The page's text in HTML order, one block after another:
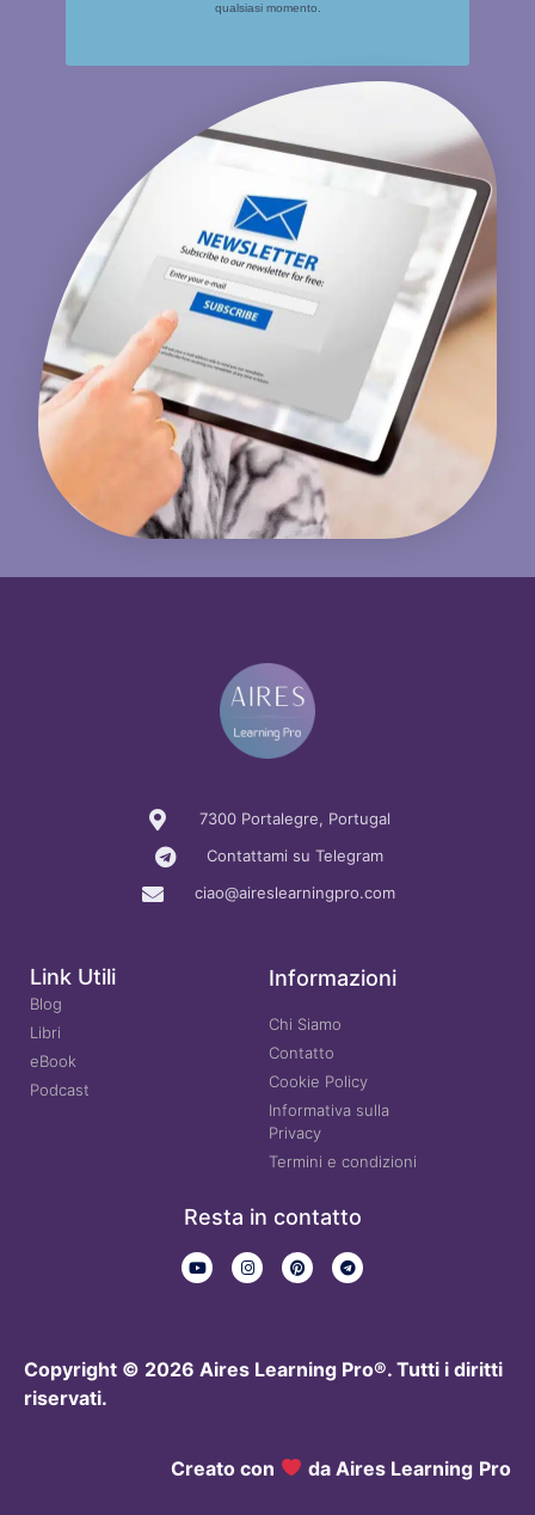
qualsiasi momento.
7300 Portalegre, Portugal
Contattami su Telegram
ciao@aireslearningpro.com
Link Utili
Blog
Libri
eBook
Podcast
Informazioni
Chi Siamo
Contatto
Cookie Policy
Informativa sulla
Privacy
Termini e condizioni
Resta in contatto
Copyright © 2026 Aires Learning Pro®. Tutti i diritti
riservati.
Creato con da Aires Learning Pro